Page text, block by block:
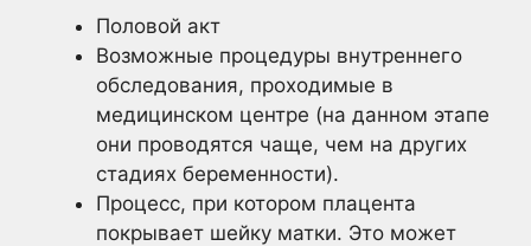
Половой акт
Возможные процедуры внутреннего
обследования, проходимые в
медицинском центре (на данном этапе
они проводятся чаще, чем на других
стадиях беременности).
Процесс, при котором плацента
покрывает шейку матки. Это может